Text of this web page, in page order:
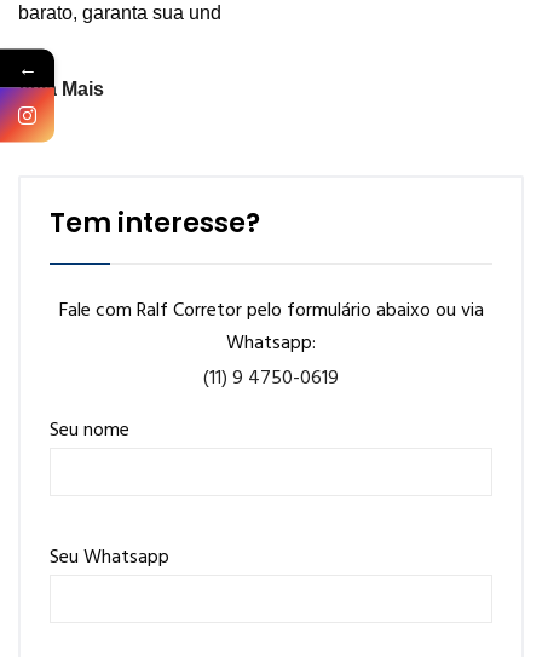
barato, garanta sua und
Veja Mais
Tem interesse?
Fale com Ralf Corretor pelo formulário abaixo ou via
Whatsapp:
(11) 9 4750-0619
Seu nome
Seu Whatsapp
←